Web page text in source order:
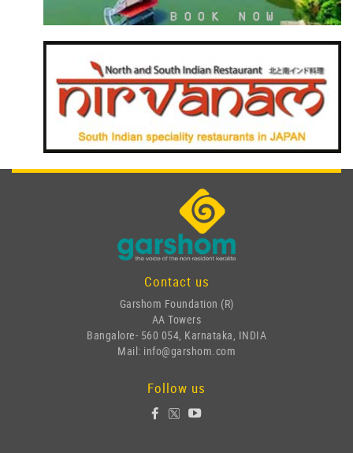
Contact us
Garshom Foundation (R)
AA Towers
Bangalore- 560 054, Karnataka, INDIA
Mail: info@garshom.com
Follow us